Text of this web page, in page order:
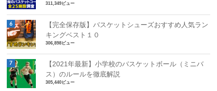
311,349ビュー
【完全保存版】バスケットシューズおすすめ人気ラン
キングベスト１０
306,898ビュー
【2021年最新】小学校のバスケットボール（ミニバ
ス）のルールを徹底解説
305,440ビュー